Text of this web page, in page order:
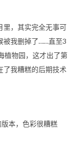
里，其实完全无事可
被我删掉了……直至3
植物园，这才出了第
了我糟糕的后期技术
本，色彩很糟糕